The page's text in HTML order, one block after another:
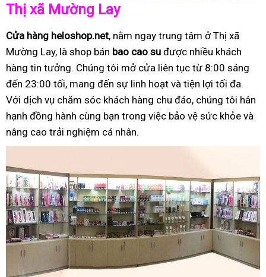
Thị xã Mường Lay
Cửa hàng heloshop.net, nằm ngay trung tâm ở Thị xã
Mường Lay, là shop bán bao cao su được nhiều khách
hàng tin tưởng. Chúng tôi mở cửa liên tục từ 8:00 sáng
đến 23:00 tối, mang đến sự linh hoạt và tiện lợi tối đa.
Với dịch vụ chăm sóc khách hàng chu đáo, chúng tôi hân
hạnh đồng hành cùng bạn trong việc bảo vệ sức khỏe và
nâng cao trải nghiệm cá nhân.